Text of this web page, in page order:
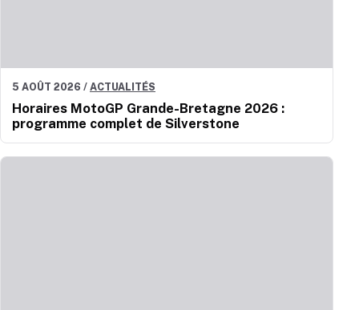
5 AOÛT 2026 / ACTUALITÉS
Horaires MotoGP Grande-Bretagne 2026 :
programme complet de Silverstone